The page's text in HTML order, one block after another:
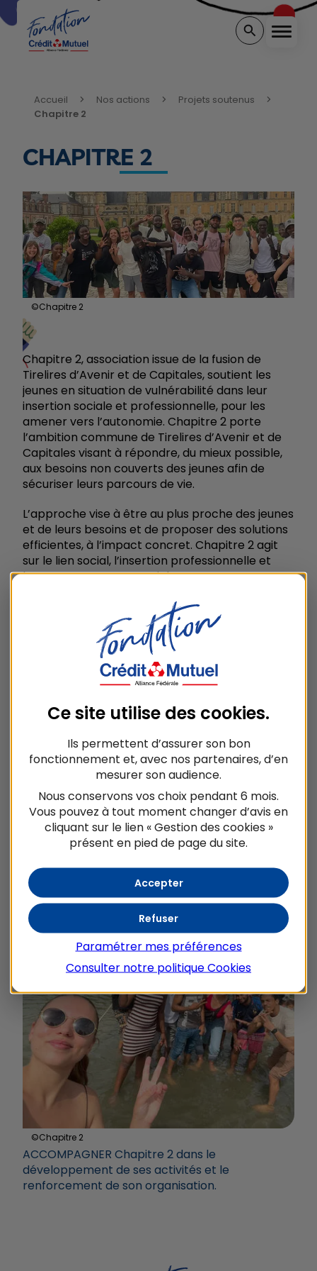
Menu
Vous êtes ici:
Accueil Nos actions
Projets soutenus
Chapitre 2
CHAPITRE 2
©Chapitre 2
Chapitre 2, association issue de la fusion de
Tirelires d’Avenir et de Capitales, soutient les
jeunes en situation de vulnérabilité dans leur
insertion sociale et professionnelle, pour les
amener vers l’autonomie. Chapitre 2 porte
l’ambition commune de Tirelires d’Avenir et de
Capitales visant à répondre, du mieux possible,
aux besoins non couverts des jeunes afin de
sécuriser leurs parcours de vie.
L’approche vise à être au plus proche des jeunes
et de leurs besoins et de proposer des solutions
efficientes, à l’impact concret. Chapitre 2 agit
sur le lien social, l’insertion professionnelle et
l’accompagnement social.
Solidarité et Territoires
Île-de-France
Année
2022-2023
NOTRE SOUTIEN
©Chapitre 2️
ACCOMPAGNER Chapitre 2 dans le
développement de ses activités et le
renforcement de son organisation.
Ce site utilise des cookies.
Ils permettent d’assurer son bon
fonctionnement et, avec nos partenaires, d’en
mesurer son audience.
Nous conservons vos choix pendant 6 mois.
Vous pouvez à tout moment changer d’avis en
cliquant sur le lien « Gestion des cookies »
présent en pied de page du site.
Accepter
Refuser
Paramétrer mes préférences
Consulter notre politiqueCookies